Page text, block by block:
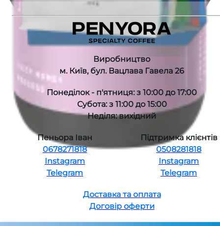
Виробництво
м. Київ, бул. Вацлава Гавела 26
Понеділок - п'ятниця: з 10:00 до 17:00
Субота: з 11:00 до 15:00
Неділя: вихідний
Пеньора Іван
0678271818
Instagram
Telegram
Підтримка клієнтів
0508281818
Instagram
Telegram
Доставка та оплата
Договір оферти